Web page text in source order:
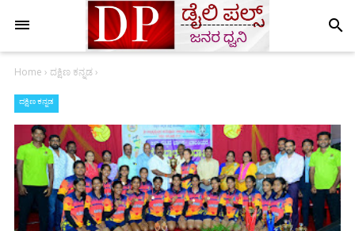
search
Home › ದಕ್ಷಿಣ ಕನ್ನಡ›
ದಕ್ಷಿಣ ಕನ್ನಡ